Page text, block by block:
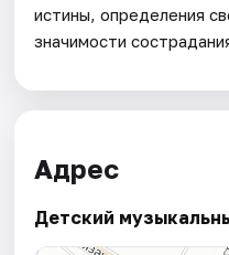
истины, определения
значимости
Адрес
Детский